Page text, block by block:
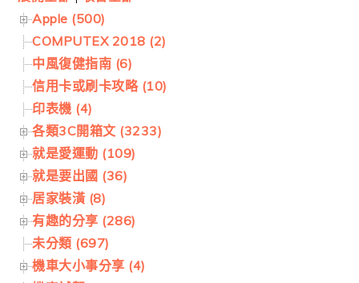
Apple (500)
COMPUTEX 2018 (2)
中風復健指南 (6)
信用卡或刷卡攻略 (10)
印表機 (4)
各類3C開箱文 (3233)
就是愛運動 (109)
就是要出國 (36)
居家裝潢 (8)
有趣的分享 (286)
未分類 (697)
機車大小事分享 (4)